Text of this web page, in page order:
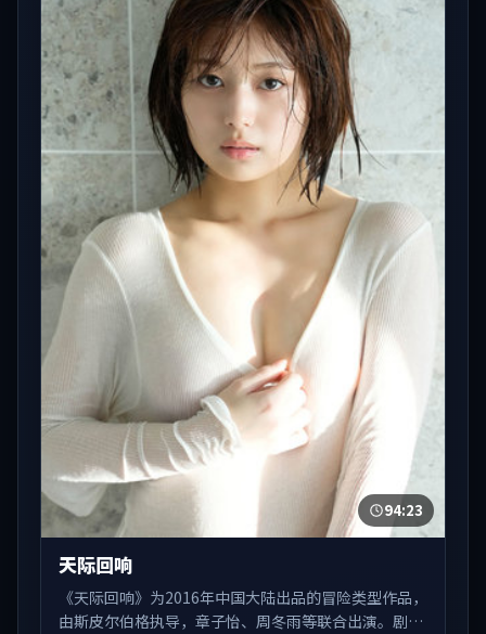
94:23
天际回响
《天际回响》为2016年中国大陆出品的冒险类型作品，
由斯皮尔伯格执导，章子怡、周冬雨等联合出演。剧情